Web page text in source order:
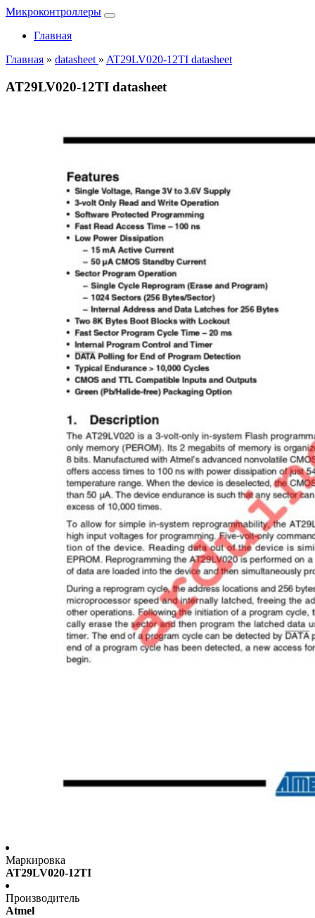
Микроконтроллеры
Главная
Главная » datasheet » AT29LV020-12TI datasheet
AT29LV020-12TI datasheet
Маркировка
AT29LV020-12TI
Производитель
Atmel